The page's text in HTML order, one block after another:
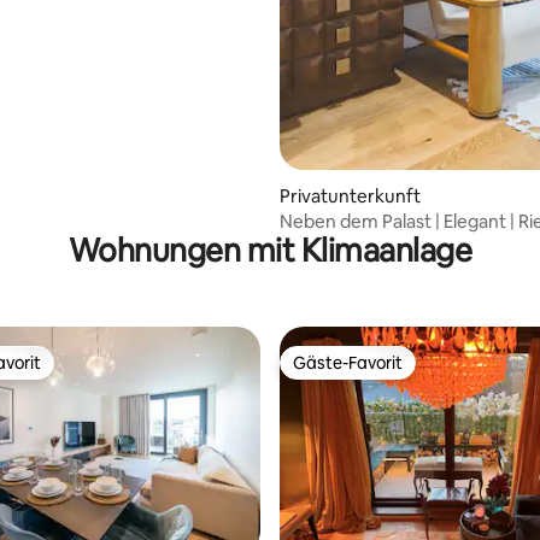
Privatunterkunft
Neben dem Palast | Elegant |
Bett | Voll ausgestattete Küche
Wohnungen mit Klimaanlage
Gäste-Favorit
Gäste-Favorit